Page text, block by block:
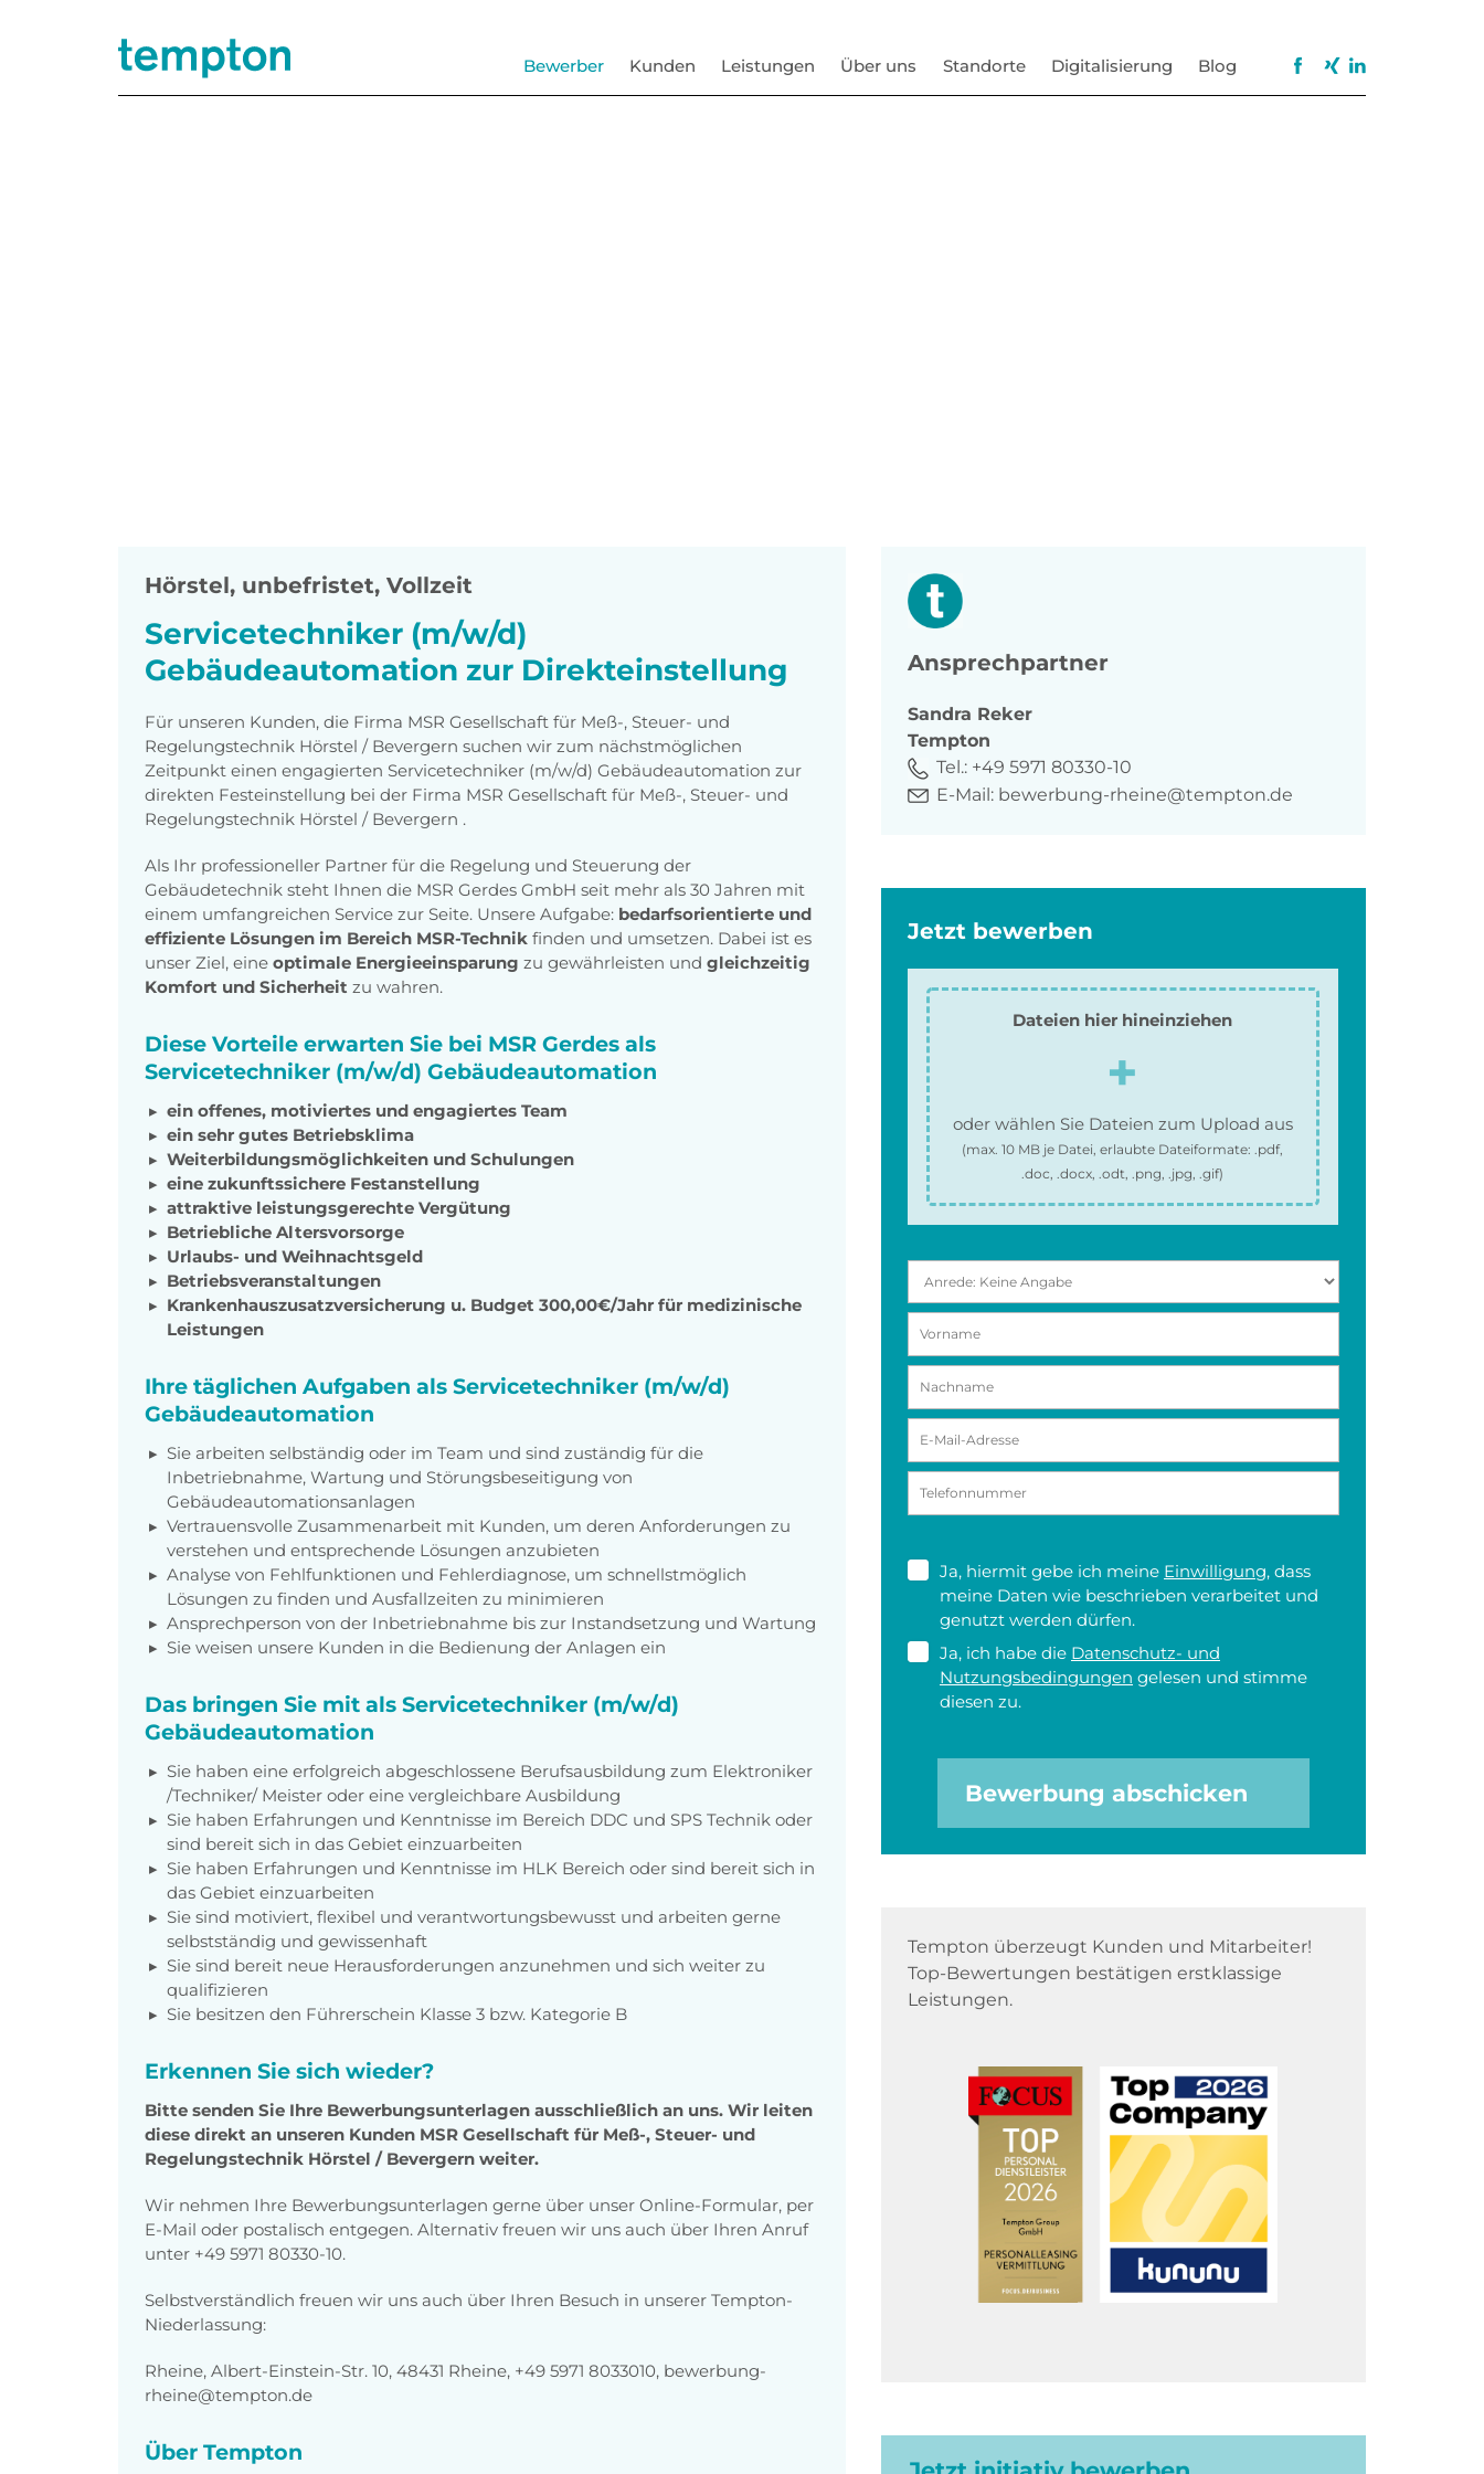
Bewerber Kunden Leistungen Über uns Standorte Digitalisierung Blog
Hörstel, unbefristet, Vollzeit
Servicetechniker (m/w/d)
Gebäudeautomation zur Direkteinstellung
Für unseren Kunden, die Firma MSR Gesellschaft für Meß-, Steuer- und
Regelungstechnik Hörstel / Bevergern suchen wir zum nächstmöglichen
Zeitpunkt einen engagierten Servicetechniker (m/w/d) Gebäudeautomation zur
direkten Festeinstellung bei der Firma MSR Gesellschaft für Meß-, Steuer- und
Regelungstechnik Hörstel / Bevergern .
Als Ihr professioneller Partner für die Regelung und Steuerung der
Gebäudetechnik steht Ihnen die MSR Gerdes GmbH seit mehr als 30 Jahren mit
einem umfangreichen Service zur Seite. Unsere Aufgabe: bedarfsorientierte und
effiziente Lösungen im Bereich MSR-Technik finden und umsetzen. Dabei ist es
unser Ziel, eine optimale Energieeinsparung zu gewährleisten und gleichzeitig
Komfort und Sicherheit zu wahren.
Diese Vorteile erwarten Sie bei MSR Gerdes als
Servicetechniker (m/w/d) Gebäudeautomation
ein offenes, motiviertes und engagiertes Team
ein sehr gutes Betriebsklima
Weiterbildungsmöglichkeiten und Schulungen
eine zukunftssichere Festanstellung
attraktive leistungsgerechte Vergütung
Betriebliche Altersvorsorge
Urlaubs- und Weihnachtsgeld
Betriebsveranstaltungen
Krankenhauszusatzversicherung u. Budget 300,00€/Jahr für medizinische
Leistungen
Ihre täglichen Aufgaben als Servicetechniker (m/w/d)
Gebäudeautomation
Sie arbeiten selbständig oder im Team und sind zuständig für die
Inbetriebnahme, Wartung und Störungsbeseitigung von
Gebäudeautomationsanlagen
Vertrauensvolle Zusammenarbeit mit Kunden, um deren Anforderungen zu
verstehen und entsprechende Lösungen anzubieten
Analyse von Fehlfunktionen und Fehlerdiagnose, um schnellstmöglich
Lösungen zu finden und Ausfallzeiten zu minimieren
Ansprechperson von der Inbetriebnahme bis zur Instandsetzung und Wartung
Sie weisen unsere Kunden in die Bedienung der Anlagen ein
Das bringen Sie mit als Servicetechniker (m/w/d)
Gebäudeautomation
Sie haben eine erfolgreich abgeschlossene Berufsausbildung zum Elektroniker
/Techniker/ Meister oder eine vergleichbare Ausbildung
Sie haben Erfahrungen und Kenntnisse im Bereich DDC und SPS Technik oder
sind bereit sich in das Gebiet einzuarbeiten
Sie haben Erfahrungen und Kenntnisse im HLK Bereich oder sind bereit sich in
das Gebiet einzuarbeiten
Sie sind motiviert, flexibel und verantwortungsbewusst und arbeiten gerne
selbstständig und gewissenhaft
Sie sind bereit neue Herausforderungen anzunehmen und sich weiter zu
qualifizieren
Sie besitzen den Führerschein Klasse 3 bzw. Kategorie B
Erkennen Sie sich wieder?
Bitte senden Sie Ihre Bewerbungsunterlagen ausschließlich an uns. Wir leiten
diese direkt an unseren Kunden MSR Gesellschaft für Meß-, Steuer- und
Regelungstechnik Hörstel / Bevergern weiter.
Wir nehmen Ihre Bewerbungsunterlagen gerne über unser Online-Formular, per
E-Mail oder postalisch entgegen. Alternativ freuen wir uns auch über Ihren Anruf
unter +49 5971 80330-10.
Selbstverständlich freuen wir uns auch über Ihren Besuch in unserer Tempton-
Niederlassung:
Rheine, Albert-Einstein-Str. 10, 48431 Rheine, +49 5971 8033010, bewerbung-
rheine@tempton.de
Über Tempton
Ansprechpartner
Sandra Reker
Tempton
Tel.: +49 5971 80330-10
E-Mail: bewerbung-rheine@tempton.de
Jetzt bewerben
Dateien hier hineinziehen
oder wählen Sie Dateien zum Upload aus
(max.10 MB je Datei, erlaubte Dateiformate:.pdf,
.doc, .docx, .odt, .png, .jpg, .gif)
Ja, hiermit gebe ich meine Einwilligung, dass
meine Daten wie beschrieben verarbeitet und
genutzt werden dürfen.
Ja, ich habe die Datenschutz- und
Nutzungsbedingungen gelesen und stimme
diesen zu.
Bewerbung abschicken
Tempton überzeugt Kunden und Mitarbeiter!
Top-Bewertungen bestätigen erstklassige
Leistungen.